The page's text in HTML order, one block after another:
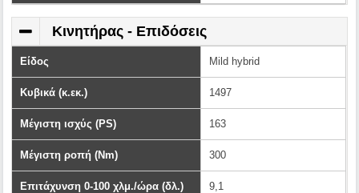
Κινητήρας - Επιδόσεις
Είδος Mild hybrid
Κυβικά (κ.εκ.) 1497
Μέγιστη ισχύς (PS) 163
Μέγιστη ροπή (Nm) 300
Επιτάχυνση 0-100 χλμ./ώρα (δλ.) 9,1